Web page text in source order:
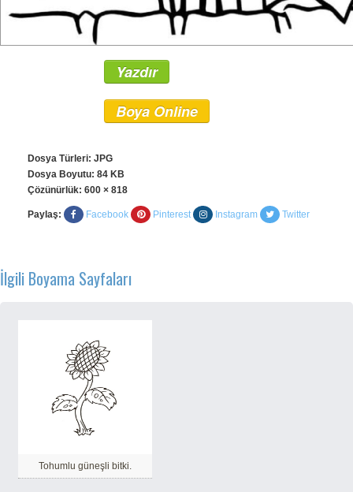
Yazdır
Boya Online
Dosya Türleri: JPG
Dosya Boyutu: 84 KB
Çözünürlük: 600 × 818
Paylaş: Facebook Pinterest Instagram Twitter
İlgili Boyama Sayfaları
Tohumlu güneşli bitki.